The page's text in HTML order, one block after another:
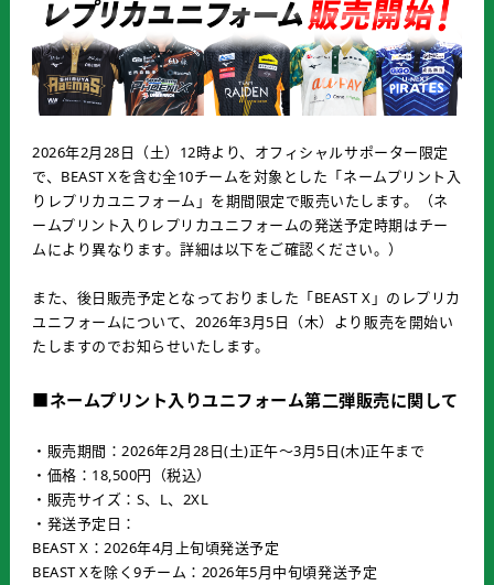
2026年2月28日（土）12時より、オフィシャルサポーター限定
で、BEAST Xを含む全10チームを対象とした「ネームプリント入
りレプリカユニフォーム」を期間限定で販売いたします。（ネ
ームプリント入りレプリカユニフォームの発送予定時期はチー
ムにより異なります。詳細は以下をご確認ください。）
また、後日販売予定となっておりました「BEAST X」のレプリカ
ユニフォームについて、2026年3月5日（木）より販売を開始い
たしますのでお知らせいたします。
■ネームプリント入りユニフォーム第二弾販売に関して
・販売期間：2026年2月28日(土)正午～3月5日(木)正午まで
・価格：18,500円（税込）
・販売サイズ：S、L、2XL
・発送予定日：
BEAST X：2026年4月上旬頃発送予定
BEAST Xを除く9チーム：2026年5月中旬頃発送予定